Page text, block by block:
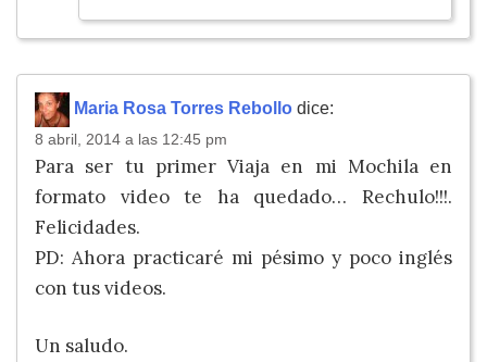
Maria Rosa Torres Rebollo dice:
8 abril, 2014 a las 12:45 pm
Para ser tu primer Viaja en mi Mochila en
formato video te ha quedado… Rechulo!!!.
Felicidades.
PD: Ahora practicaré mi pésimo y poco inglés
con tus videos.
Un saludo.